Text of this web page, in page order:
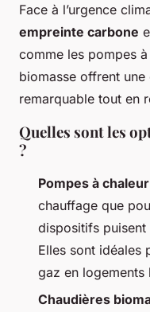
Face à l’urgence
empreinte carbone
comme les pompes
biomasse offrent
remarquable tout en
Quelles sont les
?
Pompes à chaleur
chauffage que
dispositifs puisent
Elles sont idéales
gaz en logements
Chaudières